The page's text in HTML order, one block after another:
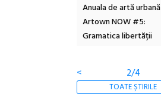
Anuala de artă urbană
Artown NOW #5:
Gramatica libertății
< 2/4
TOATE ȘTIRILE